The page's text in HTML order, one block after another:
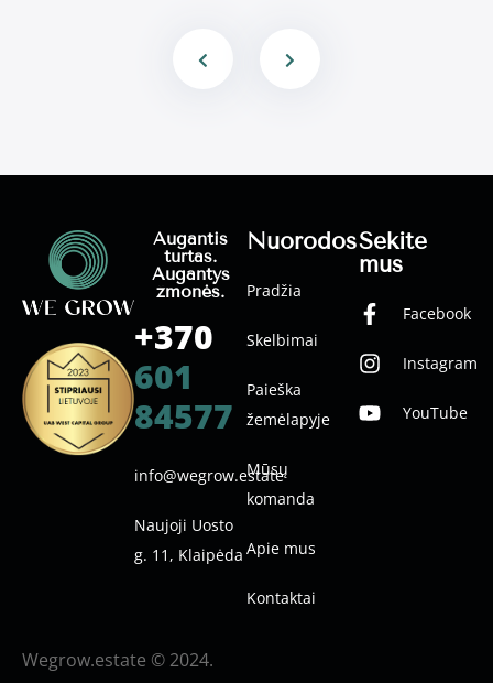
Nuorodos
Pradžia
Skelbimai
Paieška
žemėlapyje
Mūsų
komanda
Apie mus
Kontaktai
Sekite
mus
Facebook
Instagram
YouTube
Augantis
turtas.
Augantys
žmonės.
+370
601
84577
info@wegrow.estate
Naujoji Uosto
g. 11, Klaipėda
Wegrow.estate © 2024.